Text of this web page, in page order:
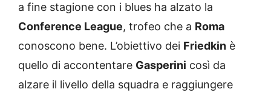
a fine stagione con i blues ha alzato la
Conference League, trofeo che a Roma
conoscono bene. L’obiettivo dei Friedkin è
quello di accontentare Gasperini così da
alzare il livello della squadra e raggiungere